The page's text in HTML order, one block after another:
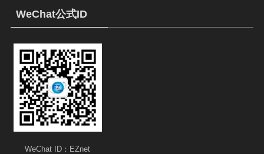
WeChat公式ID
WeChat ID：EZnet